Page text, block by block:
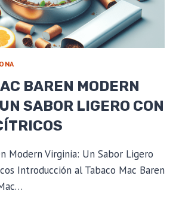
BAREN MODERN
SABOR LIGERO CON
Modern Virginia: Un Sabor Ligero
Introducción al Tabaco Mac Baren